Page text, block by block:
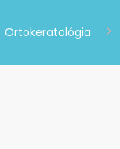
Ortokeratológia